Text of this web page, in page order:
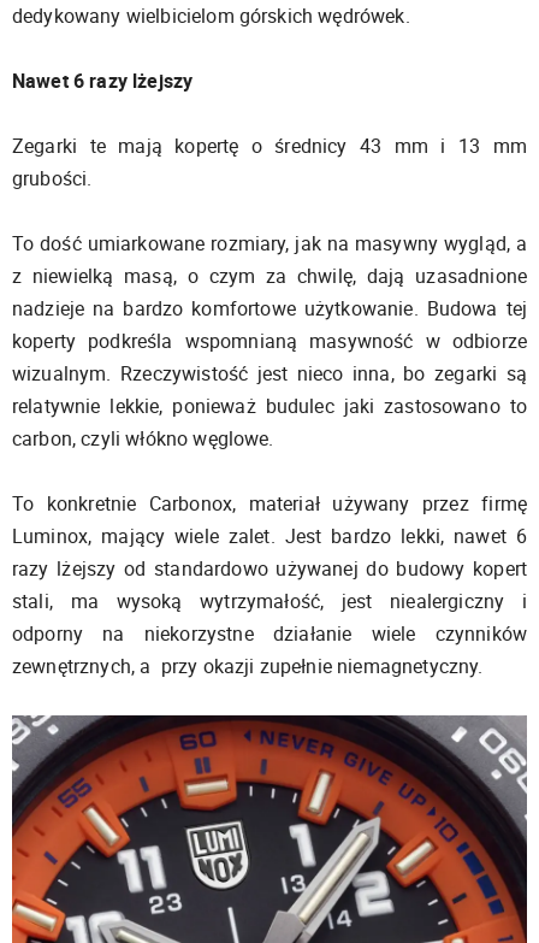
dedykowany wielbicielom górskich wędrówek.
Nawet 6 razy lżejszy
Zegarki te mają kopertę o średnicy 43 mm i 13 mm
grubości.
To dość umiarkowane rozmiary, jak na masywny wygląd, a
z niewielką masą, o czym za chwilę, dają uzasadnione
nadzieje na bardzo komfortowe użytkowanie. Budowa tej
koperty podkreśla wspomnianą masywność w odbiorze
wizualnym. Rzeczywistość jest nieco inna, bo zegarki są
relatywnie lekkie, ponieważ budulec jaki zastosowano to
carbon, czyli włókno węglowe.
To konkretnie Carbonox, materiał używany przez firmę
Luminox, mający wiele zalet. Jest bardzo lekki, nawet 6
razy lżejszy od standardowo używanej do budowy kopert
stali, ma wysoką wytrzymałość, jest niealergiczny i
odporny na niekorzystne działanie wiele czynników
zewnętrznych, a przy okazji zupełnie niemagnetyczny.